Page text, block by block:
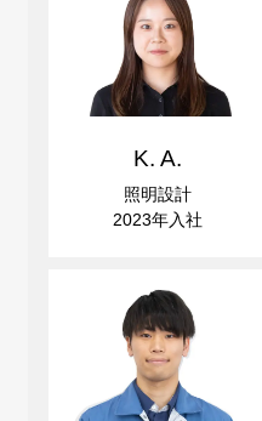
K. A.
照明設計
2023年入社